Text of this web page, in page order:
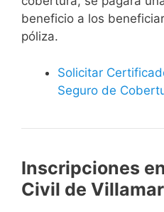
beneficio a los
póliza.
Solicitar
Seguro de
Inscripciones
Civil de